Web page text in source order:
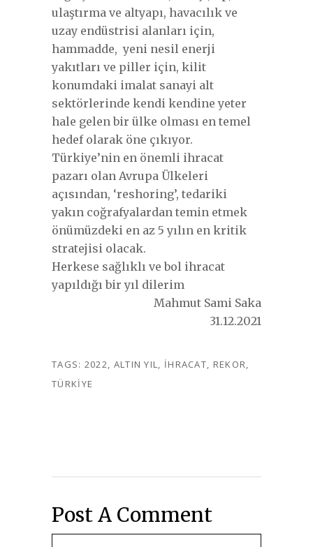
ulaştırma ve altyapı, havacılık ve
uzay endüstrisi alanları için,
hammadde, yeni nesil enerji
yakıtları ve piller için, kilit
konumdaki imalat sanayi alt
sektörlerinde kendi kendine yeter
hale gelen bir ülke olması en temel
hedef olarak öne çıkıyor.
Türkiye’nin en önemli ihracat
pazarı olan Avrupa Ülkeleri
açısından, ‘reshoring’, tedariki
yakın coğrafyalardan temin etmek
önümüzdeki en az 5 yılın en kritik
stratejisi olacak.
Herkese sağlıklı ve bol ihracat
yapıldığı bir yıl dilerim
Mahmut Sami Saka
31.12.2021
TAGS: 2022, ALTIN YIL, IHRACAT, REKOR,
TÜRKIYE
Post A Comment